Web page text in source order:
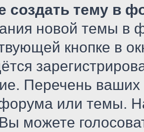
создать тему в
новой темы в
кнопке в
Перечень ваших
или темы.
можете